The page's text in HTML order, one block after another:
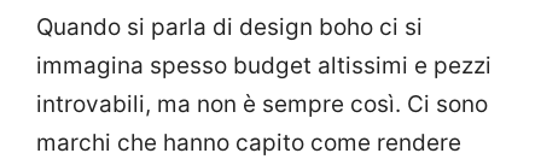
Quando si parla di design boho ci si
immagina spesso budget altissimi e pezzi
introvabili, ma non è sempre così. Ci sono
marchi che hanno capito come rendere